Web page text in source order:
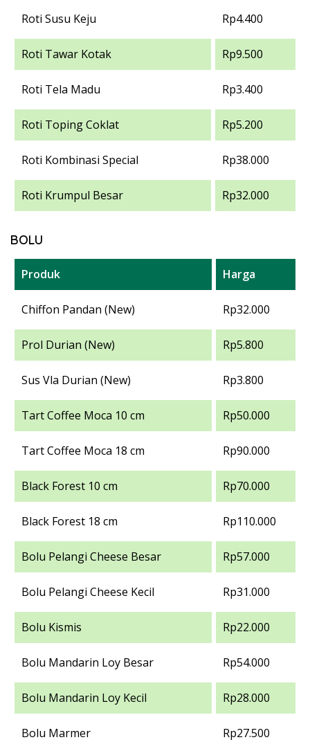
Roti Susu Keju Rp4.400
Roti Tawar Kotak Rp9.500
Roti Tela Madu Rp3.400
Roti Toping Coklat Rp5.200
Roti Kombinasi Special Rp38.000
Roti Krumpul Besar Rp32.000
BOLU
Produk Harga
Chiffon Pandan (New) Rp32.000
Prol Durian (New) Rp5.800
Sus Vla Durian (New) Rp3.800
Tart Coffee Moca 10 cm Rp50.000
Tart Coffee Moca 18 cm Rp90.000
Black Forest 10 cm Rp70.000
Black Forest 18 cm Rp110.000
Bolu Pelangi Cheese Besar Rp57.000
Bolu Pelangi Cheese Kecil Rp31.000
Bolu Kismis Rp22.000
Bolu Mandarin Loy Besar Rp54.000
Bolu Mandarin Loy Kecil Rp28.000
Bolu Marmer Rp27.500